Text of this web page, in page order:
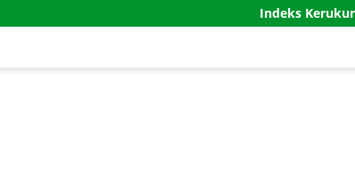
Indeks Kerukunan Umat